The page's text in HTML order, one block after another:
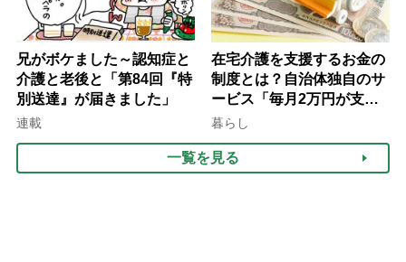
兄がボケました～認知症と
介護と老後と「第84回『特
別送達』が届きました」
連載
在宅介護を支援するお金の
制度とは？自治体独自のサ
ービス「毎月2万円が支給
される」ケースも【FP解
暮らし
一覧を見る